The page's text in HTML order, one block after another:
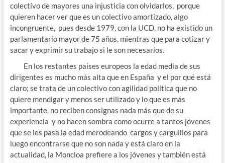
colectivo de mayores una injusticia con olvidarlos, porque
quieren hacer ver que es un colectivo amortizado, algo
incongruente, pues desde 1979, con la UCD, no ha existido un
parlamentario mayor de 75 años, mientras que para cotizar y
sacar y exprimir su trabajo si le son necesarios.
En los restantes países europeos la edad media de sus
dirigentes es mucho más alta que en España y el por qué está
claro; se trata de un colectivo con agilidad política que no
quiere mendigar y menos ser utilizado y lo que es más
importante, no reciben consignas nada más que de su
experiencia y no hacen sombra como ocurre a tantos jóvenes
que se les pasa la edad merodeando cargos y carguillos para
luego encontrarse que no son nada y está claro en la
actualidad, la Moncloa prefiere a los jóvenes y también está